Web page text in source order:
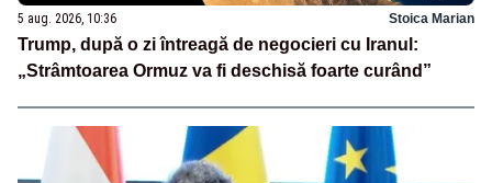
5 aug. 2026, 10:36 Stoica Marian
Trump, după o zi întreagă de negocieri cu Iranul:
„Strâmtoarea Ormuz va fi deschisă foarte curând”